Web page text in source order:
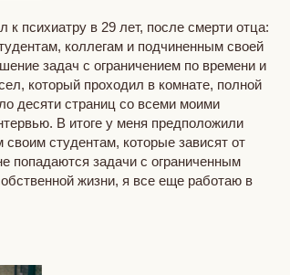
психиатру в 29 лет, после смерти отца:
коллегам и подчиненным своей
задач с ограничением по времени и
который проходил в комнате, полной
десяти страниц со всеми моими
В итоге у меня предположили
студентам, которые зависят от
попадаются задачи с ограниченным
жизни, я все еще работаю в